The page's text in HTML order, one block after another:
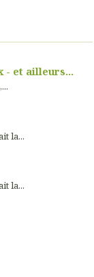
- et ailleurs...
la...
la...